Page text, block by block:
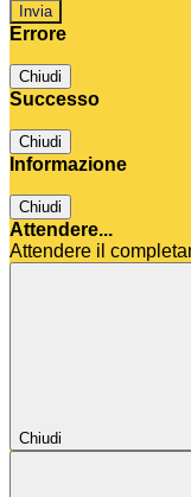
Errore
Chiudi
Successo
Chiudi
Informazione
Chiudi
Attendere...
Attendere il
Chiudi